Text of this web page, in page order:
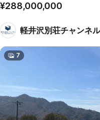
¥288,000,000
軽井沢別荘チャンネ
7